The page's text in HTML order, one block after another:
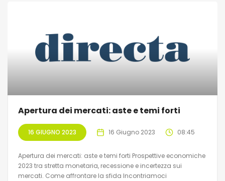
Apertura dei mercati: aste e temi forti
16 GIUGNO 2023 16 Giugno 2023 08:45
Apertura dei mercati: aste e temi forti Prospettive economiche
2023 tra stretta monetaria, recessione e incertezza sui
mercati. Come affrontare la sfida Incontriamoci